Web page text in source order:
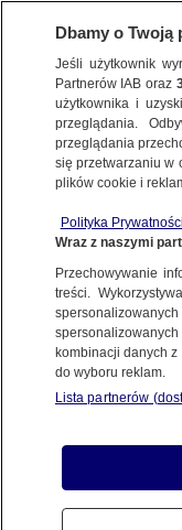
METEO
NAUKA
Ziemi
29.05.2024, 08:14
Udostępnij
Dbamy o Twoją
Jeśli użytkownik
Partnerów IAB oraz
użytkownika i
przeglądania.
przeglądania
się przetwarzaniu w
plików cookie i
Polityka Prywatności
Wraz z naszymi
Przechowywanie
treści.
kombinacji danych
do wyboru reklam.
Lista partnerów